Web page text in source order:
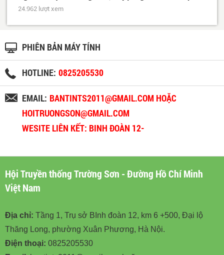
24.962 lượt xem
PHIÊN BẢN MÁY TÍNH
HOTLINE: 0825205530
EMAIL: BANTINTS2011@GMAIL.COM HOẶC
HOITRUONGSON@GMAIL.COM
WESITE LIÊN KẾT: BINH ĐOÀN 12-
Hội Truyền thống Trường Sơn - Đường Hồ Chí Minh
Việt Nam
Địa chỉ: Tầng 1, Trụ sở BInh đoàn 12, km 6 +500, Đại lộ
Thăng Long, phường Xuân Phương, Hà Nội.
Điện thoại: 0825205530